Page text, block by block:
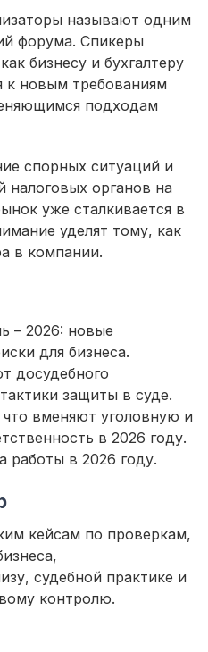
называют одним
форума. Спикеры
бизнесу и бухгалтеру
к новым требованиям
подходам
спорных ситуаций и
налоговых органов на
уже сталкивается в
уделят тому, как
в компании.
– 2026: новые
для бизнеса.
досудебного
защиты в суде.
вменяют уголовную и
в 2026 году.
работы в 2026 году.
кейсам по проверкам,
судебной практике и
контролю.